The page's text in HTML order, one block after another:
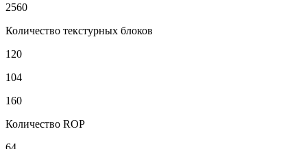
2560
Количество текстурных блоков
120
104
160
Количество ROP